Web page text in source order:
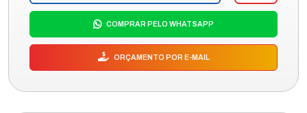
COMPRAR PELO WHATSAPP
ORÇAMENTO POR E-MAIL